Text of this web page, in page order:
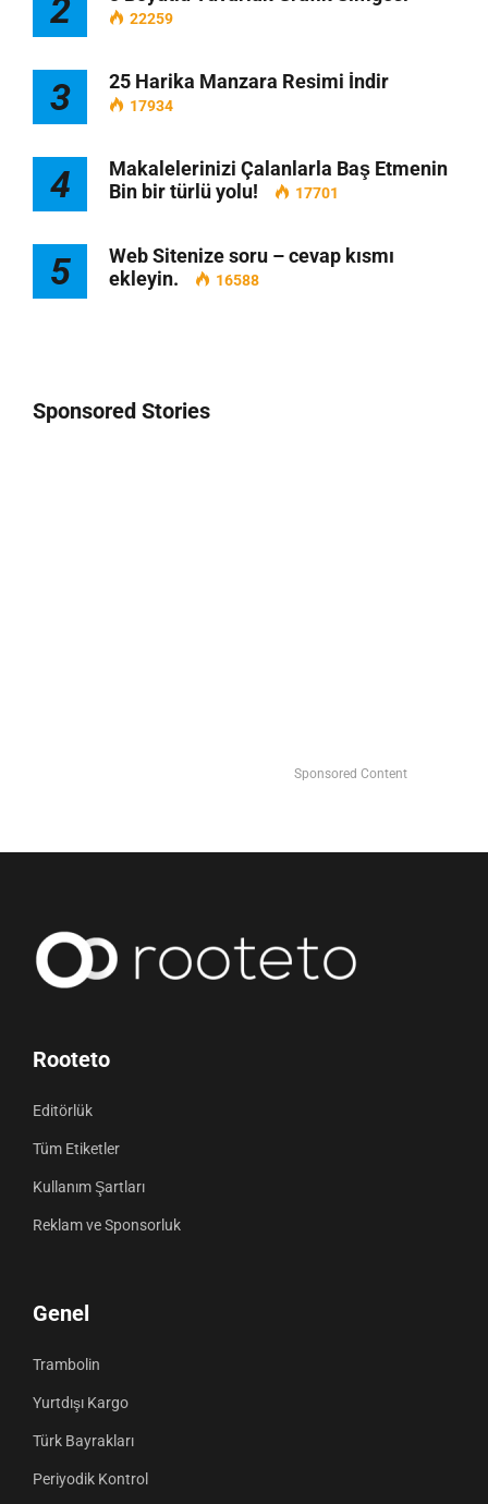
2 22259
3 25 Harika Manzara Resimi İndir
17934
4
Makalelerinizi Çalanlarla Baş Etmenin
Bin bir türlü yolu!
17701
5
Web Sitenize soru – cevap kısmı
ekleyin.
16588
Sponsored Stories
Sponsored Content
Rooteto
Editörlük
Tüm Etiketler
Kullanım Şartları
Reklam ve Sponsorluk
Genel
Trambolin
Yurtdışı Kargo
Türk Bayrakları
Periyodik Kontrol